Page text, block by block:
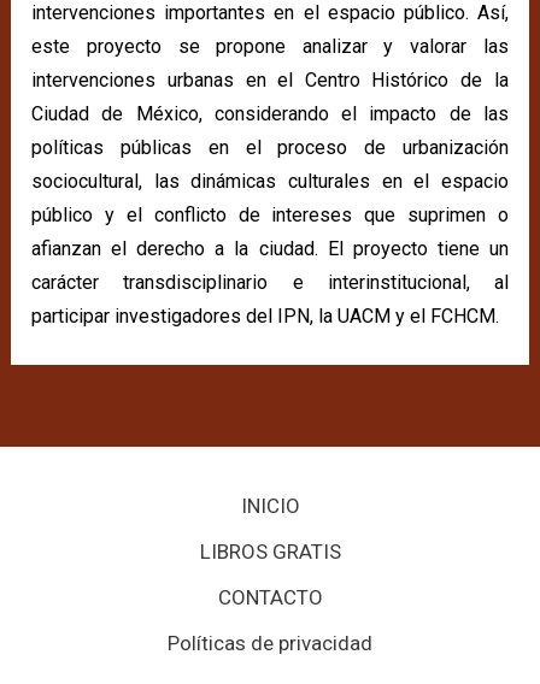
intervenciones importantes en el espacio público. Así,
este proyecto se propone analizar y valorar las
intervenciones urbanas en el Centro Histórico de la
Ciudad de México, considerando el impacto de las
políticas públicas en el proceso de urbanización
sociocultural, las dinámicas culturales en el espacio
público y el conflicto de intereses que suprimen o
afianzan el derecho a la ciudad. El proyecto tiene un
carácter transdisciplinario e interinstitucional, al
participar investigadores del IPN, la UACM y el FCHCM.
INICIO
LIBROS GRATIS
CONTACTO
Políticas de privacidad